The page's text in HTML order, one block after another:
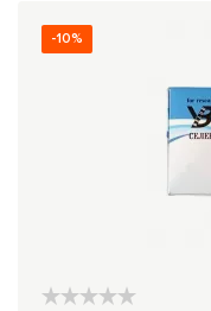
-10%